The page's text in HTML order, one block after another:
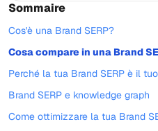
Sommaire
Cos'è una Brand SERP?
Cosa compare in una Brand
Perché la tua Brand SERP è il
Brand SERP e knowledge graph
Come ottimizzare la tua Brand